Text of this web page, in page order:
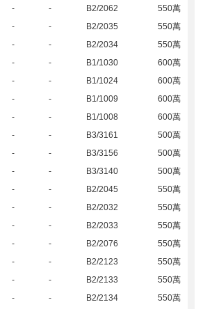
- - B2/2062
550萬
- - B2/2035
550萬
- - B2/2034
550萬
- - B1/1030
600萬
- - B1/1024
600萬
- - B1/1009
600萬
- - B1/1008
600萬
- - B3/3161
500萬
- - B3/3156
500萬
- - B3/3140
500萬
- - B2/2045
550萬
- - B2/2032
550萬
- - B2/2033
550萬
- - B2/2076
550萬
- - B2/2123
550萬
- - B2/2133
550萬
- - B2/2134
550萬